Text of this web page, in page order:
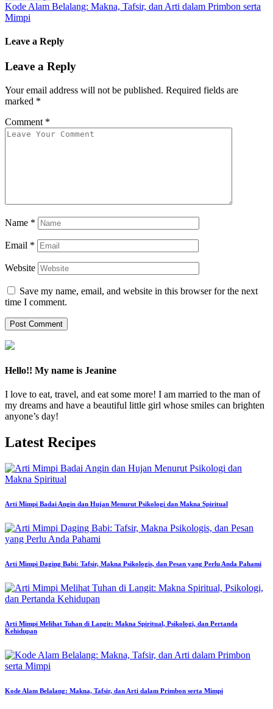
Kode Alam Belalang: Makna, Tafsir, dan Arti dalam Primbon serta
Mimpi
Leave a Reply
Leave a Reply
Your email address will not be published. Required fields are
marked *
Comment *
Name *
Email *
Website
Save my name, email, and website in this browser for the next
time I comment.
Hello!! My name is Jeanine
I love to eat, travel, and eat some more! I am married to the man of
my dreams and have a beautiful little girl whose smiles can brighten
anyone’s day!
Latest Recipes
Arti Mimpi Badai Angin dan Hujan Menurut Psikologi dan Makna Spiritual
Arti Mimpi Daging Babi: Tafsir, Makna Psikologis, dan Pesan yang Perlu Anda Pahami
Arti Mimpi Melihat Tuhan di Langit: Makna Spiritual, Psikologi, dan Pertanda
Kehidupan
Kode Alam Belalang: Makna, Tafsir, dan Arti dalam Primbon serta Mimpi